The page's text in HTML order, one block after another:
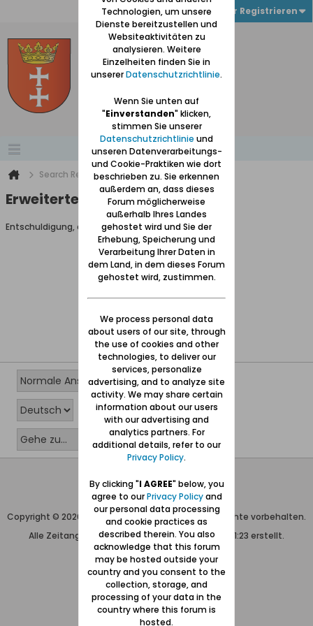
Anmelden oder Registrieren
Search Result
Erweiterte Suche
Entschuldigung, du darfst diese Seite nicht aufrufen.
Wolfgang Naujocks MMXXVI
Powered byvBulletin®
Copyright © 2026 MH Sub I, LLC dba vBulletin. Alle Rechte vorbehalten.
Alle Zeitangaben in WEZ+1. Die Seite wurde um 11:23 erstellt.
Technologien, um unsere
Dienste bereitzustellen und
Websiteaktivitäten zu
analysieren. Weitere
Einzelheiten finden Sie in
unsererDatenschutzrichtlinie.
Wenn Sie unten auf
"Einverstanden" klicken,
stimmen Sie unserer
Datenschutzrichtlinie und
unseren Datenverarbeitungs-
und Cookie-Praktiken wie dort
beschrieben zu. Sie erkennen
außerdem an, dass dieses
Forum möglicherweise
außerhalb Ihres Landes
gehostet wird und Sie der
Erhebung, Speicherung und
Verarbeitung Ihrer Daten in
dem Land, in dem dieses Forum
gehostet wird, zustimmen.
We process personal data
about users of our site, through
the use of cookies and other
technologies, to deliver our
services, personalize
advertising, and to analyze site
activity. We may share certain
information about our users
with our advertising and
analytics partners. For
additional details, refer to our
Privacy Policy.
By clicking "I AGREE" below, you
agree to ourPrivacy Policyand
our personal data processing
and cookie practices as
described therein. You also
acknowledge that this forum
may be hosted outside your
country and you consent to the
collection, storage, and
processing of your data in the
country where this forum is
hosted.